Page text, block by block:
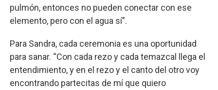
pulmón, entonces no pueden conectar con ese
elemento, pero con el agua sí”.
Para Sandra, cada ceremonia es una oportunidad
para sanar. “Con cada rezo y cada temazcal llega el
entendimiento, y en el rezo y el canto del otro voy
encontrando partecitas de mí que quiero